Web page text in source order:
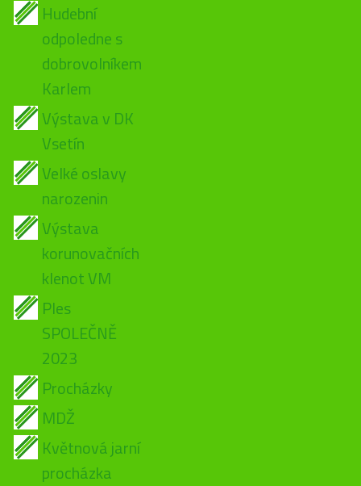
Hudební
odpoledne s
dobrovolníkem
Karlem
Výstava v DK
Vsetín
Velké oslavy
narozenin
Výstava
korunovačních
klenot VM
Ples
SPOLEČNĚ
2023
Procházky
MDŽ
Květnová jarní
procházka